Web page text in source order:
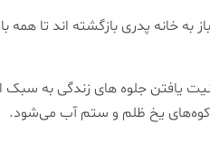
به خانه پدری بازگشته اند تا
یافتن جلوه های زندگی به
کوه‌های یخ ظلم و ستم آب می‌شود.